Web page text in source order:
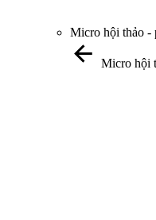
Micro hội thảo -
Micro hội